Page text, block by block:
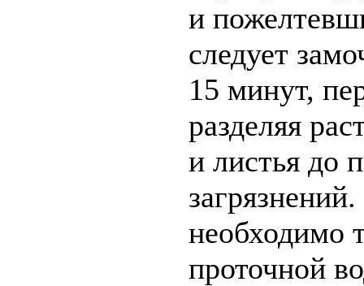
и
следует
15 минут,
разделяя
и листья до
необходимо
проточной